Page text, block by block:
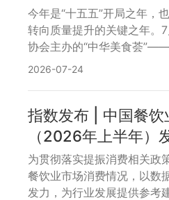
今年是“十五五”开局之年，
转向质量提升的关键之年。
协会主办的“中华美食荟
国火锅产业大会在郑州顺利
部署，紧扣消费新趋势——
准、情绪新价值、年轻新活
迈入数智深度赋能、绿色全
新、产业链升级、市场下沉
的新阶段。
2026-07-24
指数发布 | 中国餐饮
（2026年上半年）
为贯彻落实提振消费相关政
餐饮业市场消费情况，以数
发力，为行业发展提供参考